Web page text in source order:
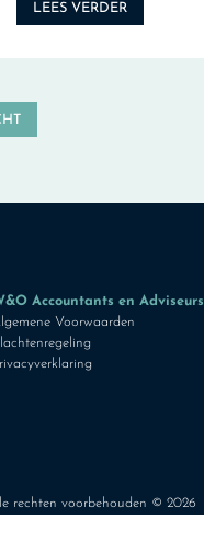
LEES VERDER
Accountants en Adviseurs
Voorwaarden
rechten voorbehouden © 2026